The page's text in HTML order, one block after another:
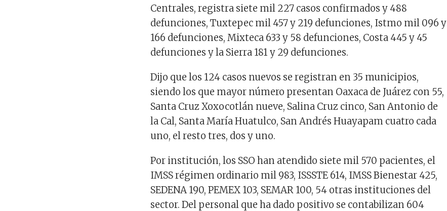
Centrales, registra siete mil 227 casos confirmados y 488
defunciones, Tuxtepec mil 457 y 219 defunciones, Istmo mil 096 y
166 defunciones, Mixteca 633 y 58 defunciones, Costa 445 y 45
defunciones y la Sierra 181 y 29 defunciones.
Dijo que los 124 casos nuevos se registran en 35 municipios,
siendo los que mayor número presentan Oaxaca de Juárez con 55,
Santa Cruz Xoxocotlán nueve, Salina Cruz cinco, San Antonio de
la Cal, Santa María Huatulco, San Andrés Huayapam cuatro cada
uno, el resto tres, dos y uno.
Por institución, los SSO han atendido siete mil 570 pacientes, el
IMSS régimen ordinario mil 983, ISSSTE 614, IMSS Bienestar 425,
SEDENA 190, PEMEX 103, SEMAR 100, 54 otras instituciones del
sector. Del personal que ha dado positivo se contabilizan 604